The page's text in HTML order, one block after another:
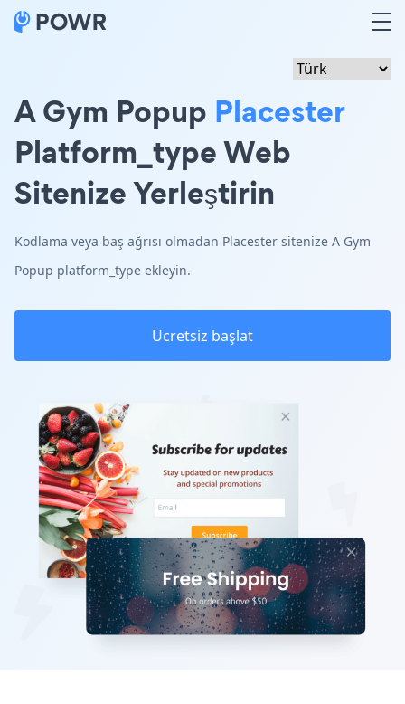
A Gym Popup Placester
Platform_type Web
Sitenize Yerleştirin
Kodlama veya baş ağrısı olmadan Placester sitenize A Gym
Popup platform_type ekleyin.
Ücretsiz başlat